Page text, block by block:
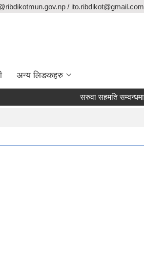
/ ito.ribdikot@gmail.com
अन्य लिङकहरु
सरुवा सहमति सम्वन्धमा